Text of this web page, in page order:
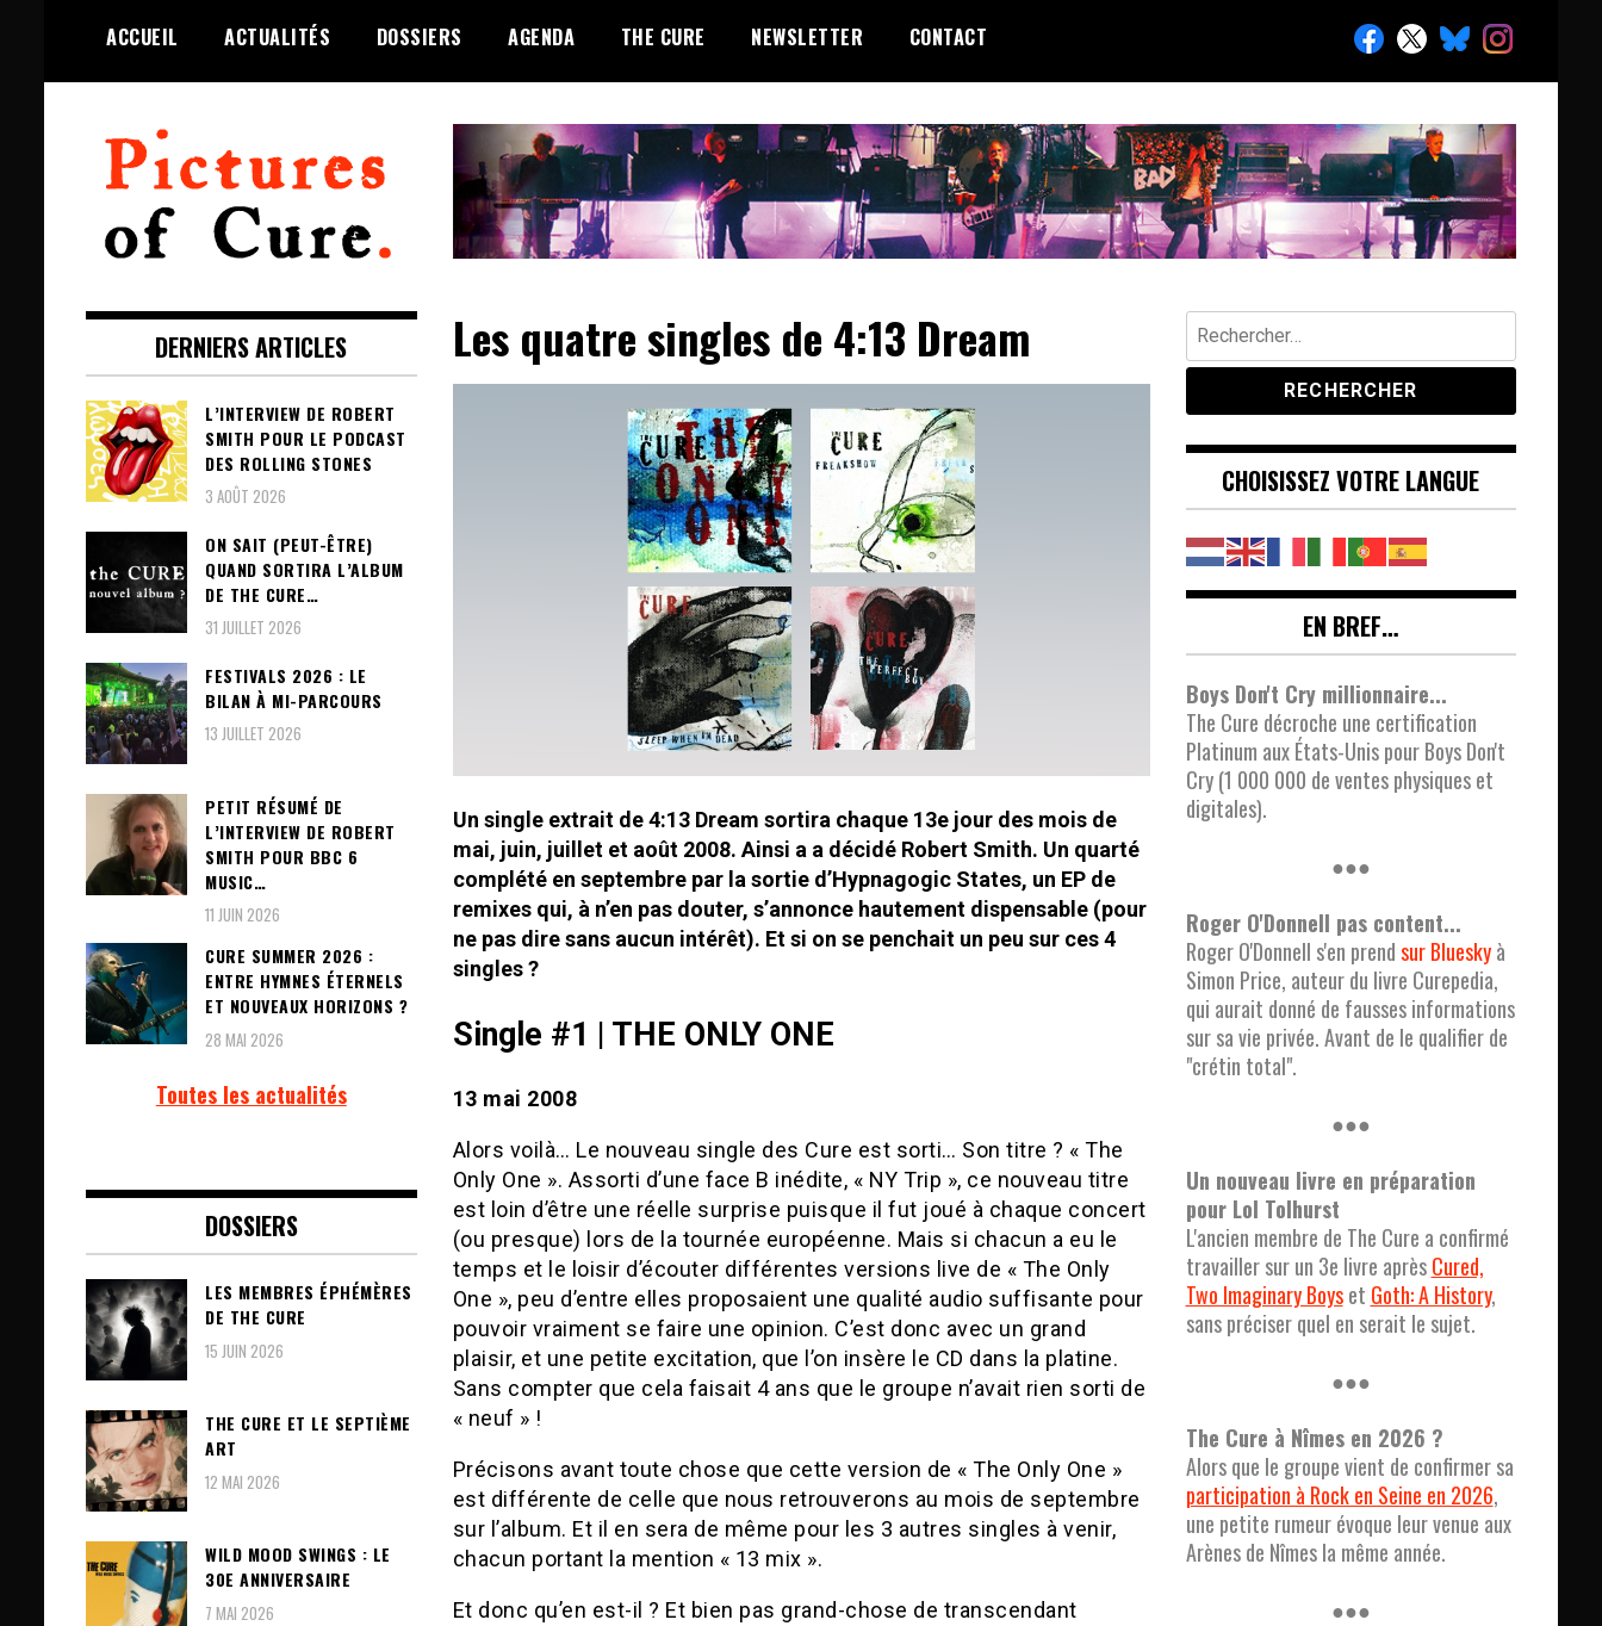
ACCUEIL ACTUALITÉS DOSSIERS AGENDA THE CURE NEWSLETTER CONTACT
Pictures of Cure
2001
Les quatre singles de 4:13 Dream
Un single extrait de 4:13 Dream sortira chaque 13e jour des mois de
mai, juin, juillet et août 2008. Ainsi a a décidé Robert Smith. Un quarté
complété en septembre par la sortie d’Hypnagogic States, un EP de
remixes qui, à n’en pas douter, s’annonce hautement dispensable (pour
ne pas dire sans aucun intérêt). Et si on se penchait un peu sur ces 4
singles ?
Single #1 | THE ONLY ONE
13 mai 2008
Alors voilà… Le nouveau single des Cure est sorti… Son titre ? « The
Only One ». Assorti d’une face B inédite, « NY Trip », ce nouveau titre
est loin d’être une réelle surprise puisque il fut joué à chaque concert
(ou presque) lors de la tournée européenne. Mais si chacun a eu le
temps et le loisir d’écouter différentes versions live de « The Only
One », peu d’entre elles proposaient une qualité audio suffisante pour
pouvoir vraiment se faire une opinion. C’est donc avec un grand
plaisir, et une petite excitation, que l’on insère le CD dans la platine.
Sans compter que cela faisait 4 ans que le groupe n’avait rien sorti de
« neuf » !
Précisons avant toute chose que cette version de « The Only One »
est différente de celle que nous retrouverons au mois de septembre
sur l’album. Et il en sera de même pour les 3 autres singles à venir,
chacun portant la mention « 13 mix ».
Et donc qu’en est-il ? Et bien pas grand-chose de transcendant
DERNIERS ARTICLES
L’INTERVIEW DE ROBERT
SMITH POUR LE PODCAST
DES ROLLING STONES
3 AOÛT 2026
ON SAIT (PEUT-ÊTRE)
QUAND SORTIRA L’ALBUM
DE THE CURE…
31 JUILLET 2026
FESTIVALS 2026 : LE
BILAN À MI-PARCOURS
13 JUILLET 2026
PETIT RÉSUMÉ DE
L’INTERVIEW DE ROBERT
SMITH POUR BBC 6
MUSIC…
11 JUIN 2026
CURE SUMMER 2026 :
ENTRE HYMNES ÉTERNELS
ET NOUVEAUX HORIZONS ?
28 MAI 2026
Toutes les actualités
DOSSIERS
LES MEMBRES ÉPHÉMÈRES
DE THE CURE
15 JUIN 2026
THE CURE ET LE SEPTIÈME
ART
12 MAI 2026
WILD MOOD SWINGS : LE
30E ANNIVERSAIRE
7 MAI 2026
Rechercher :
CHOISISSEZ VOTRE LANGUE
EN BREF…
Boys Don't Cry millionnaire...
The Cure décroche une certification
Platinum aux États-Unis pour Boys Don't
Cry (1 000 000 de ventes physiques et
digitales).
●●●
Roger O'Donnell pas content...
Roger O'Donnell s'en prendsur Blueskyà
Simon Price, auteur du livre Curepedia,
qui aurait donné de fausses informations
sur sa vie privée. Avant de le qualifier de
"crétin total".
●●●
Un nouveau livre en préparation
pour Lol Tolhurst
L'ancien membre de The Cure a confirmé
travailler sur un 3e livre aprèsCured,
Two Imaginary Boyset Goth: A History,
sans préciser quel en serait le sujet.
●●●
The Cure à Nîmes en 2026 ?
Alors que le groupe vient de confirmer sa
participation à Rock en Seine en 2026,
une petite rumeur évoque leur venue aux
Arènes de Nîmes la même année.
●●●